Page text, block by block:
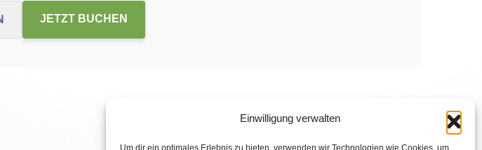
Einwilligung verwalten
Um dir ein optimales Erlebnis zu bieten, verwenden wir Technologien wie Cookies, um
JETZT BUCHEN